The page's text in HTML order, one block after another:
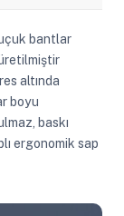
bantlar
altında
boyu
baskı
ergonomik sap